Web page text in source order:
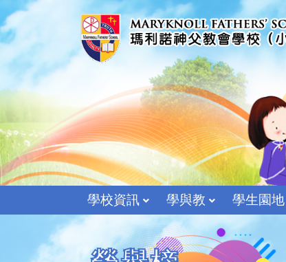
學校資訊 學與教 學生園地